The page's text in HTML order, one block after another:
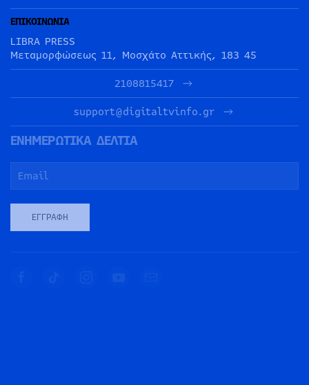
ΕΠΙΚΟΙΝΩΝΙΑ
LIBRA PRESS
Μεταμορφώσεως 11, Μοσχάτο Αττικής, 183 45
2108815417
support@digitaltvinfo.gr
ΕΝΗΜΕΡΩΤΙΚΑ ΔΕΛΤΙΑ
ΕΓΓΡΑΦΉ